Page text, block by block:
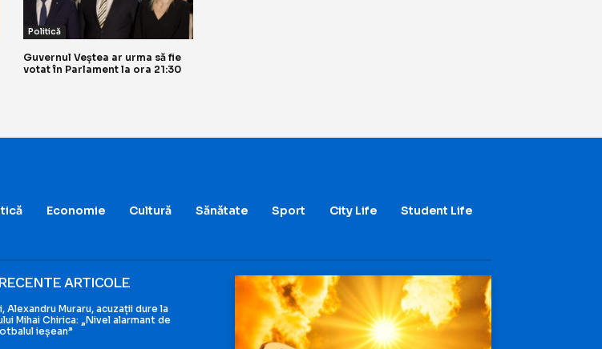
Politică
Guvernul Veștea ar urma să fie
votat în Parlament la ora 21:30
Economie Cultură Sănătate Sport City Life Student Life
ARTICOLE
Alexandru Muraru, acuzații dure la
Mihai Chirica: „Nivel alarmant de
ieșean”